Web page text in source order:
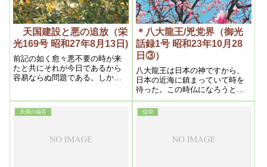
天国建設と悪の追放（栄
光169号 昭和27年8月13日)
前記の如く愈々悪不要の時が来
たと共にそれが今日であるから
容易ならぬ問題である。しかし
眼に触れかけている。即ち原子
って若し戦争が始まるとした
ら、今度は戦争ではなく、一切
＊八大龍王/兇党界（御光
話録1号 昭和23年10月28
日③）
八大龍王は日本の神ですから、
日本の近海に鎮まっていて時を
待った。この時仏になろうとし
てインドへ行ったが、仏のお働
きは具合が悪いので仏滅まで待
てというわけで日本に帰って来
よ、ほかのことでも立証出来ま
天国の福音 信仰